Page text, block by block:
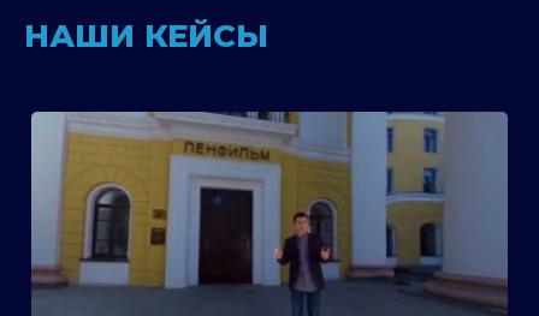
НАШИ КЕЙСЫ